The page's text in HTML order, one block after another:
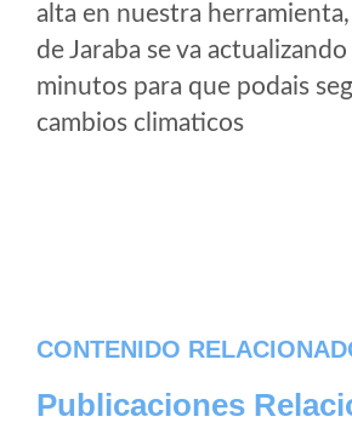
alta en nuestra
de Jaraba se va
minutos para que podais
cambios climaticos
CONTENIDO
Publicaciones